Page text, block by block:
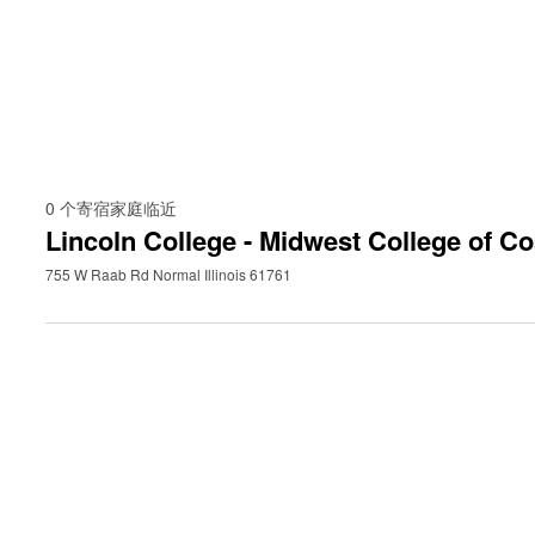
0 个寄宿家庭临近
Lincoln College - Midwest College of
755 W Raab Rd Normal Illinois 61761